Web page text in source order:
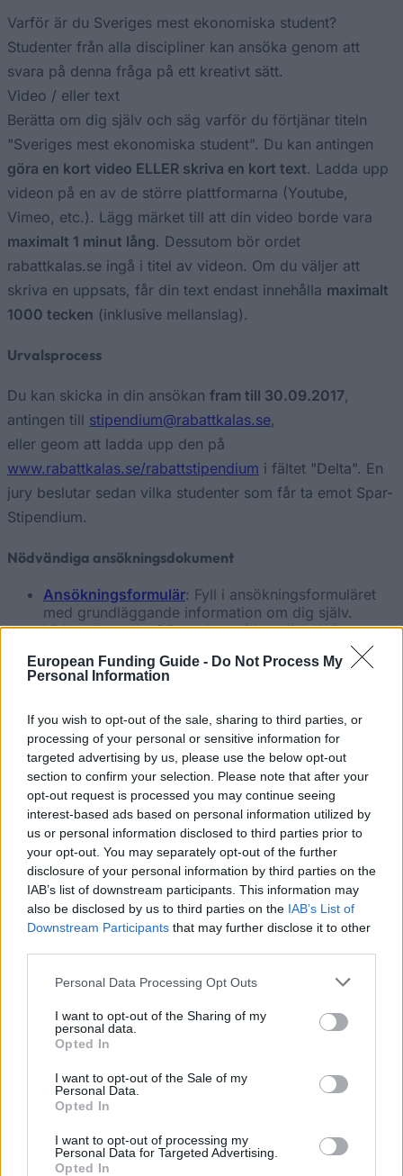
European Funding Guide - Do Not Process My
Personal Information
If you wish to opt-out of the sale, sharing to third parties, or
processing of your personal or sensitive information for
targeted advertising by us, please use the below opt-out
section to confirm your selection. Please note that after your
opt-out request is processed you may continue seeing
interest-based ads based on personal information utilized by
us or personal information disclosed to third parties prior to
your opt-out. You may separately opt-out of the further
disclosure of your personal information by third parties on the
IAB’s list of downstream participants. This information may
also be disclosed by us to third parties on the IAB’s List of
Downstream Participants that may further disclose it to other
Please note that this website/app uses one or more Google
not limited to your visit or usage behaviour. You may click to
grant or deny consent to Google and its third-party tags to
use your data for below specified purposes in below Google
consent section.
Personal Data Processing Opt Outs
I want to opt-out of the Sharing of my
personal data.
Opted In
I want to opt-out of the Sale of my
Personal Data.
Opted In
I want to opt-out of processing my
Personal Data for Targeted Advertising.
Opted In
Varför är du Sveriges mest ekonomiska student?
Studenter från alla discipliner kan ansöka genom att
svara på denna fråga på ett kreativt sätt.
Video / eller text
Berätta om dig själv och säg varför du förtjänar titeln
"Sveriges mest ekonomiska student". Du kan antingen
göra en kort video ELLER skriva en kort text. Ladda upp
videon på en av de större plattformarna (Youtube,
Vimeo, etc.). Lägg märket till att din video borde vara
maximalt 1 minut lång. Dessutom bör ordet
rabattkalas.se ingå i titel av videon. Om du väljer att
skriva en uppsats, får din text endast innehålla maximalt
1000 tecken (inklusive mellanslag).
Urvalsprocess
Du kan skicka in din ansökan fram till 30.09.2017,
antingen till stipendium@rabattkalas.se,
eller geom att ladda upp den på
www.rabattkalas.se/rabattstipendium i fältet "Delta". En
jury beslutar sedan vilka studenter som får ta emot Spar-
Stipendium.
Nödvändiga ansökningsdokument
Ansökningsformulär: Fyll i ansökningsformuläret
med grundläggande information om dig själv.
Video eller text: Gör en kort video eller skriv en
text, där du beskriver dig själv och förklarar vad
gör dej till Sveriges mest ekonomiska student.
Du kan ladda upp videon på en videoportal (t.ex.
ansökningsformuläret och bör kopieras direkt.
Skicka oss det signerade ansökningsformuläret till
stipendium@rabattkalas.se, eller ladda upp det på
www.rabattkalas.se/rabattstipendiumi fältet
"Delta".
Bilagan får vara upp till 2 MB.
Ansökningsdatum
Det gäller följande tidsfrist:
Deadline:30.09.2017
Send us feedback on this entry
OnzePartners